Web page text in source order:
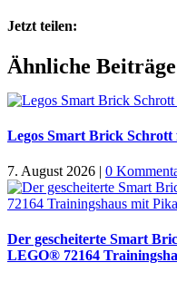
Jetzt teilen:
Facebook
X
WhatsApp
Pinterest
E-
Mail
Ähnliche Beiträge
Legos Smart Brick
7. August 2026 | 0
Der gescheiterte Smart
LEGO® 72164